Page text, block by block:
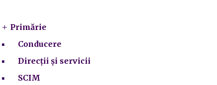
Primărie
Conducere
Direcții și servicii
SCIM